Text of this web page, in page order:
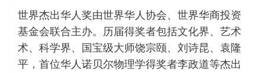
世界杰出华人奖由世界华人协会、世界华商投资
基金会联合主办。历届得奖者包括文化界、艺术
术、科学界、国宝级大师饶宗颐、刘诗昆、袁隆
平，首位华人诺贝尔物理学得奖者李政道等杰出